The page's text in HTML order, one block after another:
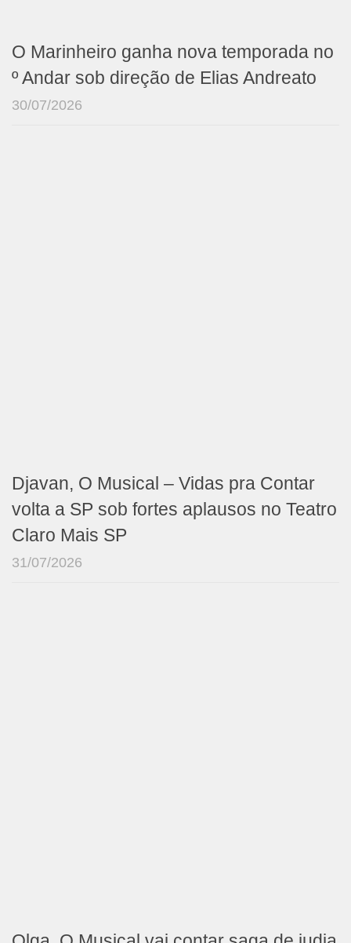
O Marinheiro ganha nova temporada no
º Andar sob direção de Elias Andreato
30/07/2026
Djavan, O Musical – Vidas pra Contar
volta a SP sob fortes aplausos no Teatro
Claro Mais SP
31/07/2026